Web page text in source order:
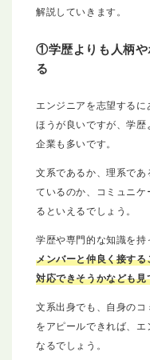
解説していきます。
①学歴よりも人柄や
る
エンジニアを志望する
ほうが良いですが、学
企業も多いです。
文系であるか、理系で
ているのか、コミュニ
るといえるでしょう。
学歴や専門的な知識を持
メンバーと仲良く接す
対応できそうかなども見
文系出身でも、自身の
をアピールできれば、
なるでしょう。